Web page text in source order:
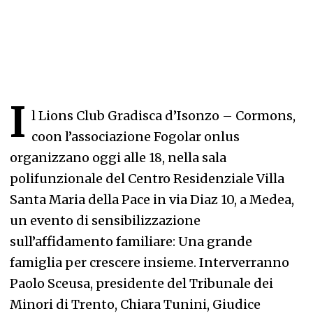
I l Lions Club Gradisca d’Isonzo – Cormons,
coon l’associazione Fogolar onlus
organizzano oggi alle 18, nella sala
polifunzionale del Centro Residenziale Villa
Santa Maria della Pace in via Diaz 10, a Medea,
un evento di sensibilizzazione
sull’affidamento familiare: Una grande
famiglia per crescere insieme. Interverranno
Paolo Sceusa, presidente del Tribunale dei
Minori di Trento, Chiara Tunini, Giudice